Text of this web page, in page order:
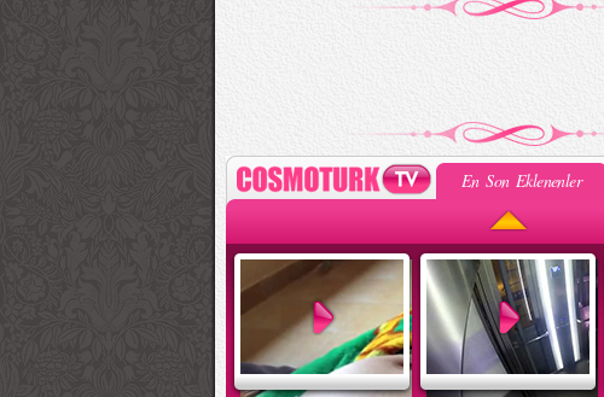
En Son Eklenenler